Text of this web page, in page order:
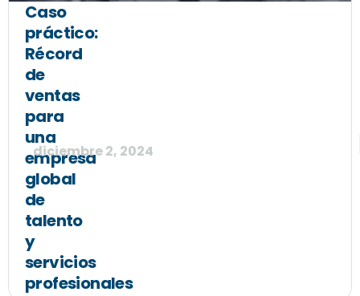
Caso
práctico:
Récord
de
ventas
para
una
empresa
global
de
talento
y
servicios
profesionales
diciembre 2, 2024